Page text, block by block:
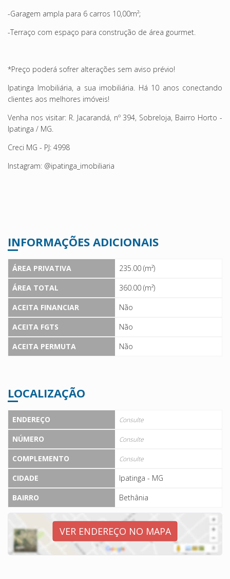
-Garagem ampla para 6 carros 10,00m²;
-Terraço com espaço para construção de área gourmet.
*Preço poderá sofrer alterações sem aviso prévio!
Ipatinga Imobiliária, a sua imobiliária. Há 10 anos conectando
clientes aos melhores imóveis!
Venha nos visitar: R. Jacarandá, nº 394, Sobreloja, Bairro Horto -
Ipatinga / MG.
Creci MG - PJ: 4998
Instagram: @ipatinga_imobiliaria
INFORMAÇÕES ADICIONAIS
ÁREA PRIVATIVA
235.00 (m²)
ÁREA TOTAL
360.00 (m²)
ACEITA FINANCIAR
Não
ACEITA FGTS
Não
ACEITA PERMUTA
Não
LOCALIZAÇÃO
ENDEREÇO Consulte
NÚMERO Consulte
COMPLEMENTO Consulte
CIDADE
Ipatinga - MG
BAIRRO
Bethânia
VER ENDEREÇO NO MAPA